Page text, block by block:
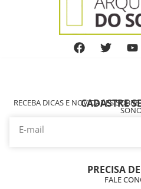
CADASTRE
RECEBA DICAS E NOVIDADES
PRECISA
FALE